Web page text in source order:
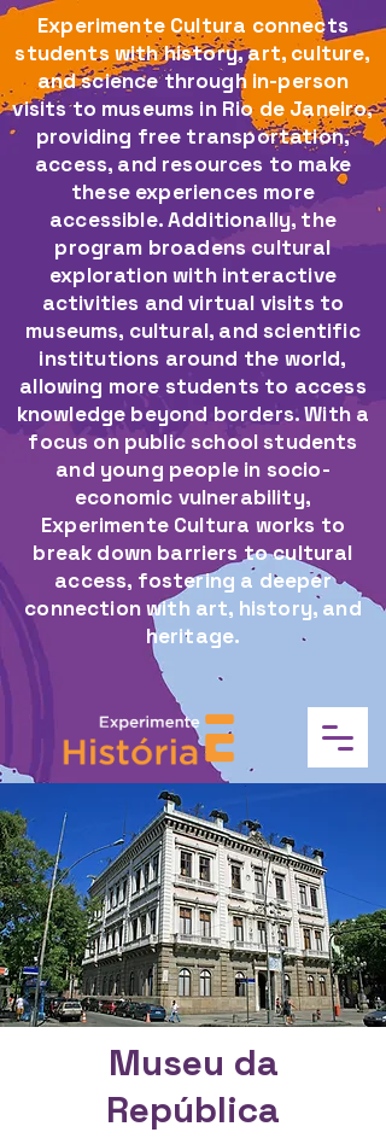
Experimente Cultura connects
students with history, art, culture,
and science through in-person
visits to museums in Rio de Janeiro,
providing free transportation,
access, and resources to make
these experiences more
accessible.​ Additionally, the
program broadens cultural
exploration with interactive
activities and virtual visits to
museums, cultural, and scientific
institutions around the world,
allowing more students to access
knowledge beyond borders.​ With a
focus on public school students
and young people in socio-
economic vulnerability,
Experimente Cultura works to
break down barriers to cultural
access, fostering a deeper
connection with art, history, and
heritage.
Museu da
República